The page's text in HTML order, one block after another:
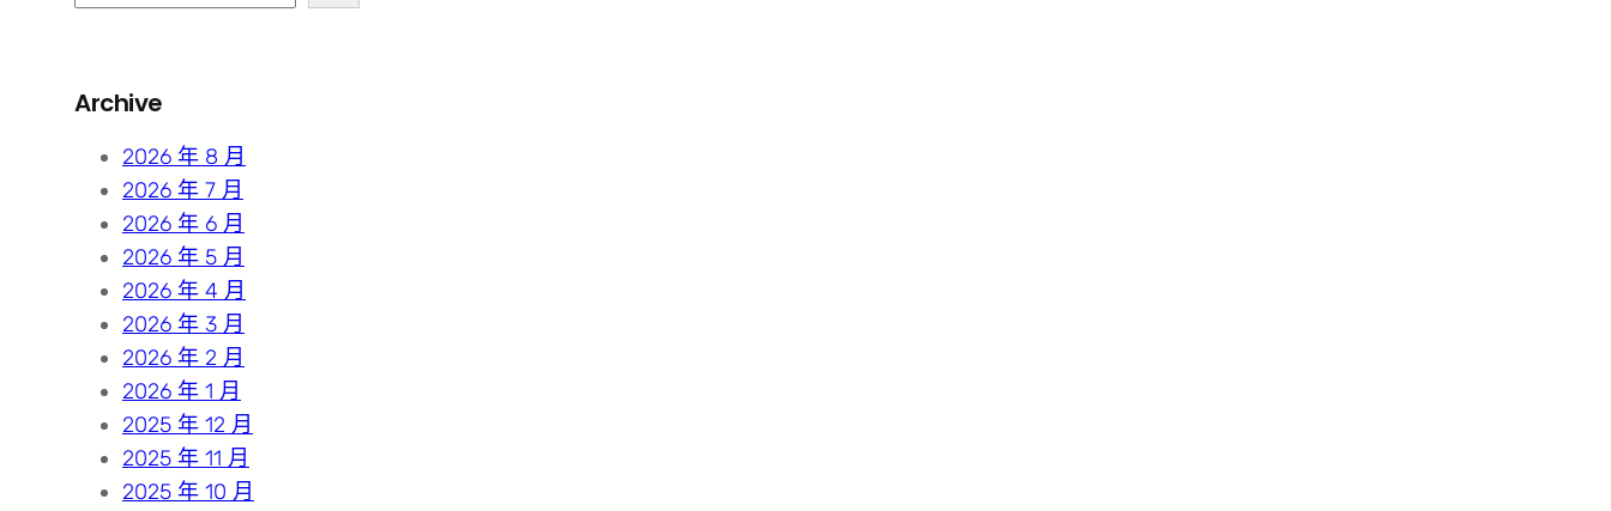
e
c
Archive
2026 年 8 月
2026 年 7 月
2026 年 6 月
2026 年 5 月
2026 年 4 月
2026 年 3 月
2026 年 2 月
2026 年 1 月
2025 年 12 月
2025 年 11 月
2025 年 10 月